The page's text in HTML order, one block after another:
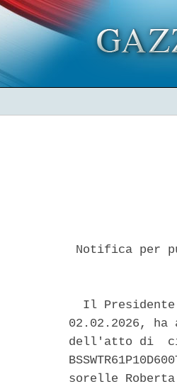
Notifica per
Il
02.02.2026,
dell'atto di
sorelle Roberta